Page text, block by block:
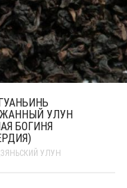
УЛУН
БОГИНЯ
УЛУН